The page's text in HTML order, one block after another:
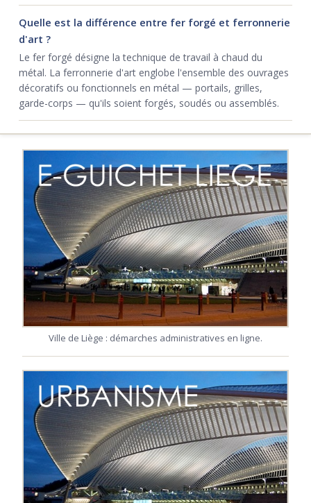
Quelle est la différence entre fer forgé et ferronnerie
d'art ?
Le fer forgé désigne la technique de travail à chaud du
métal. La ferronnerie d'art englobe l'ensemble des ouvrages
décoratifs ou fonctionnels en métal — portails, grilles,
garde-corps — qu'ils soient forgés, soudés ou assemblés.
Ville de Liège : démarches administratives en ligne.